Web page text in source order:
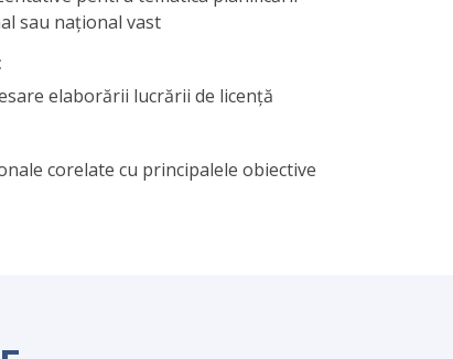
sau național vast
elaborării lucrării de licență
corelate cu principalele obiective